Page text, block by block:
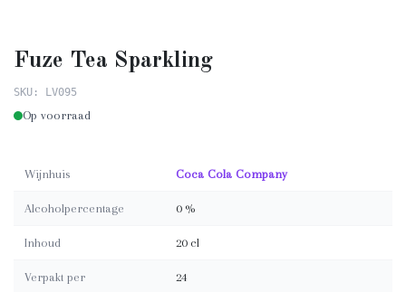
Fuze Tea Sparkling
SKU: LV095
Op voorraad
Wijnhuis Coca Cola Company
Alcoholpercentage 0 %
Inhoud 20 cl
Verpakt per 24